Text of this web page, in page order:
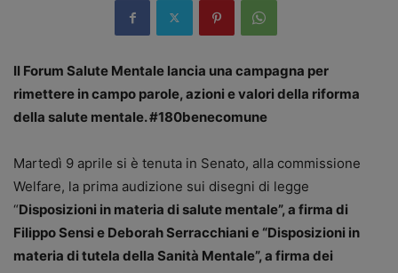
Il Forum Salute Mentale lancia una campagna per
rimettere in campo parole, azioni e valori della riforma
della salute mentale. #180benecomune
Martedì 9 aprile si è tenuta in Senato, alla commissione
Welfare, la prima audizione sui disegni di legge
“Disposizioni in materia di salute mentale”, a firma di
Filippo Sensi e Deborah Serracchiani e “Disposizioni in
materia di tutela della Sanità Mentale”, a firma dei